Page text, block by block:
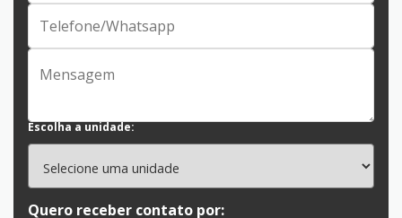
Escolha a unidade:
Quero receber contato por: